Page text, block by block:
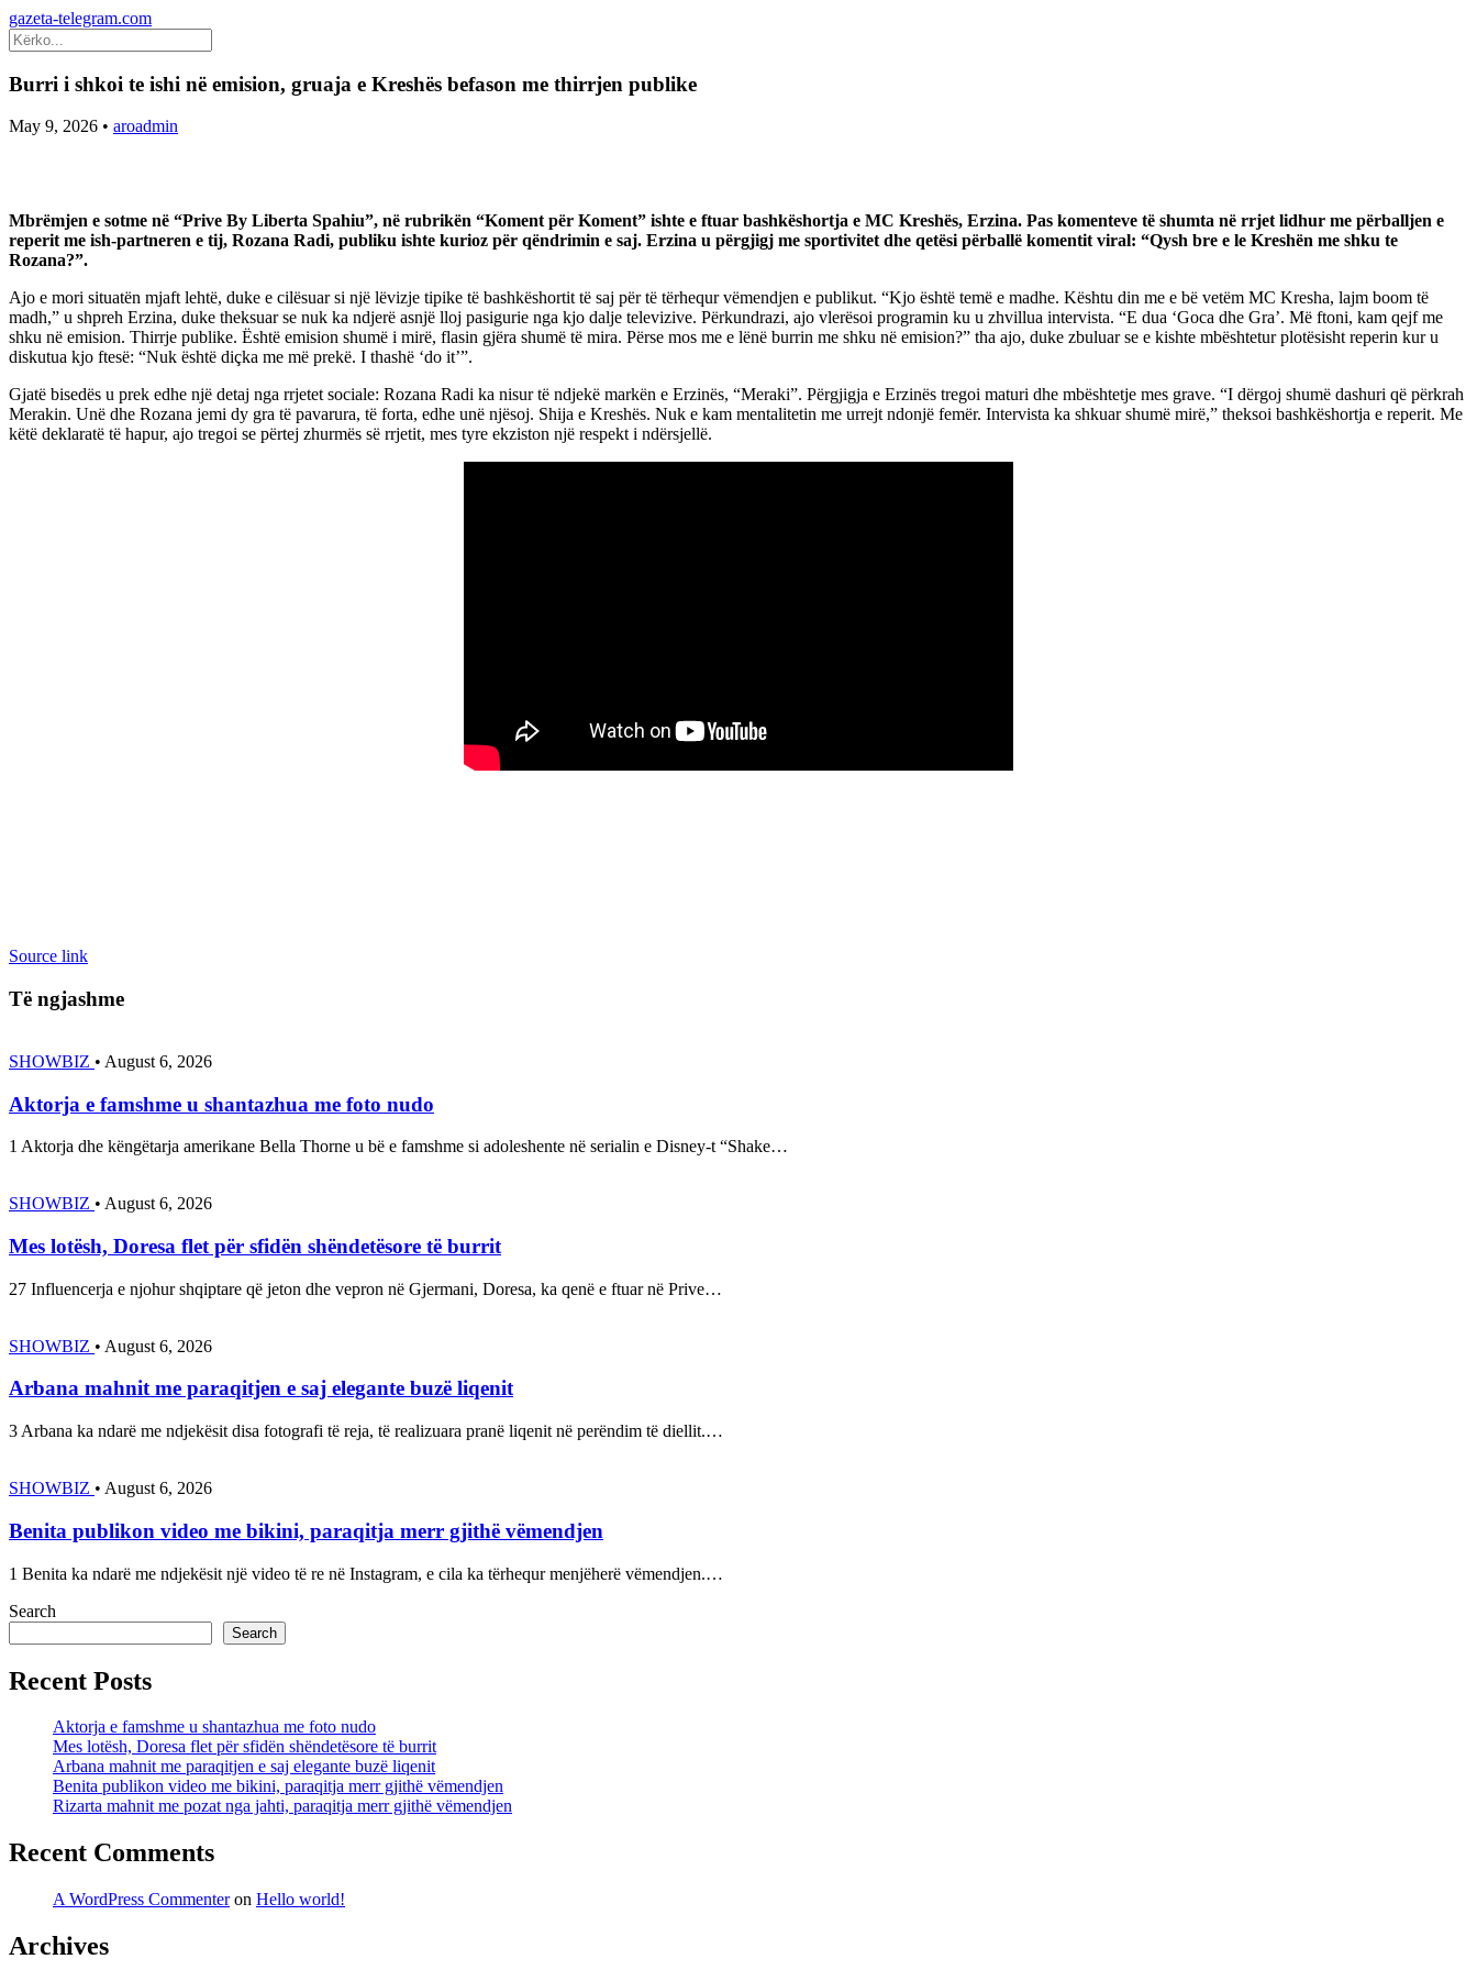
gazeta-telegram.com
Burri i shkoi te ishi në emision, gruaja e Kreshës befason me thirrjen publike
May 9, 2026 • aroadmin
Mbrëmjen e sotme në “Prive By Liberta Spahiu”, në rubrikën “Koment për Koment” ishte e ftuar bashkëshortja e MC Kreshës, Erzina. Pas komenteve të shumta në rrjet lidhur me përballjen e
reperit me ish-partneren e tij, Rozana Radi, publiku ishte kurioz për qëndrimin e saj. Erzina u përgjigj me sportivitet dhe qetësi përballë komentit viral: “Qysh bre e le Kreshën me shku te
Rozana?”.
Ajo e mori situatën mjaft lehtë, duke e cilësuar si një lëvizje tipike të bashkëshortit të saj për të tërhequr vëmendjen e publikut. “Kjo është temë e madhe. Kështu din me e bë vetëm MC Kresha, lajm boom të
madh,” u shpreh Erzina, duke theksuar se nuk ka ndjerë asnjë lloj pasigurie nga kjo dalje televizive. Përkundrazi, ajo vlerësoi programin ku u zhvillua intervista. “E dua ‘Goca dhe Gra’. Më ftoni, kam qejf me
shku në emision. Thirrje publike. Është emision shumë i mirë, flasin gjëra shumë të mira. Përse mos me e lënë burrin me shku në emision?” tha ajo, duke zbuluar se e kishte mbështetur plotësisht reperin kur u
diskutua kjo ftesë: “Nuk është diçka me më prekë. I thashë ‘do it’”.
Gjatë bisedës u prek edhe një detaj nga rrjetet sociale: Rozana Radi ka nisur të ndjekë markën e Erzinës, “Meraki”. Përgjigja e Erzinës tregoi maturi dhe mbështetje mes grave. “I dërgoj shumë dashuri që përkrah
Merakin. Unë dhe Rozana jemi dy gra të pavarura, të forta, edhe unë njësoj. Shija e Kreshës. Nuk e kam mentalitetin me urrejt ndonjë femër. Intervista ka shkuar shumë mirë,” theksoi bashkëshortja e reperit. Me
këtë deklaratë të hapur, ajo tregoi se përtej zhurmës së rrjetit, mes tyre ekziston një respekt i ndërsjellë.
Source link
Të ngjashme
SHOWBIZ • August 6, 2026
Aktorja e famshme u shantazhua me foto nudo
1 Aktorja dhe këngëtarja amerikane Bella Thorne u bë e famshme si adoleshente në serialin e Disney-t “Shake…
SHOWBIZ • August 6, 2026
Mes lotësh, Doresa flet për sfidën shëndetësore të burrit
27 Influencerja e njohur shqiptare që jeton dhe vepron në Gjermani, Doresa, ka qenë e ftuar në Prive…
SHOWBIZ • August 6, 2026
Arbana mahnit me paraqitjen e saj elegante buzë liqenit
3 Arbana ka ndarë me ndjekësit disa fotografi të reja, të realizuara pranë liqenit në perëndim të diellit.…
SHOWBIZ • August 6, 2026
Benita publikon video me bikini, paraqitja merr gjithë vëmendjen
1 Benita ka ndarë me ndjekësit një video të re në Instagram, e cila ka tërhequr menjëherë vëmendjen.…
Search
Search
Recent Posts
Aktorja e famshme u shantazhua me foto nudo
Mes lotësh, Doresa flet për sfidën shëndetësore të burrit
Arbana mahnit me paraqitjen e saj elegante buzë liqenit
Benita publikon video me bikini, paraqitja merr gjithë vëmendjen
Rizarta mahnit me pozat nga jahti, paraqitja merr gjithë vëmendjen
Recent Comments
A WordPress Commenteron Hello world!
Archives